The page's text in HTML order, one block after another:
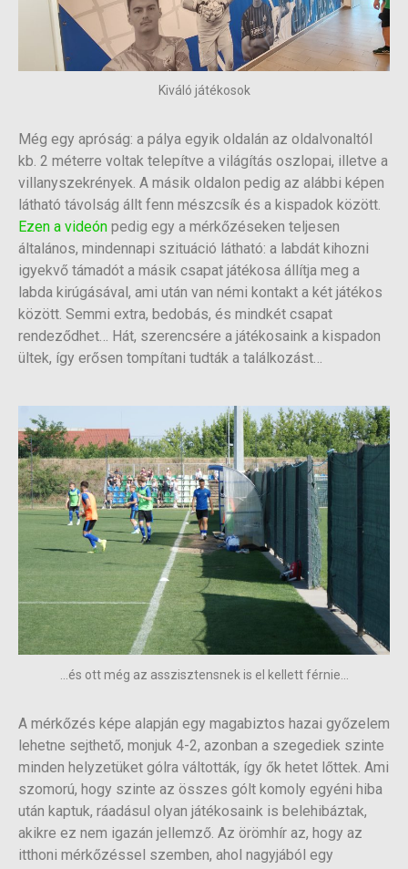
Kiváló játékosok
Még egy apróság: a pálya egyik oldalán az oldalvonaltól
kb. 2 méterre voltak telepítve a világítás oszlopai, illetve a
villanyszekrények. A másik oldalon pedig az alábbi képen
látható távolság állt fenn mészcsík és a kispadok között.
Ezen a videón pedig egy a mérkőzéseken teljesen
általános, mindennapi szituáció látható: a labdát kihozni
igyekvő támadót a másik csapat játékosa állítja meg a
labda kirúgásával, ami után van némi kontakt a két játékos
között. Semmi extra, bedobás, és mindkét csapat
rendeződhet… Hát, szerencsére a játékosaink a kispadon
ültek, így erősen tompítani tudták a találkozást…
...és ott még az asszisztensnek is el kellett férnie...
A mérkőzés képe alapján egy magabiztos hazai győzelem
lehetne sejthető, monjuk 4-2, azonban a szegediek szinte
minden helyzetüket gólra váltották, így ők hetet lőttek. Ami
szomorú, hogy szinte az összes gólt komoly egyéni hiba
után kaptuk, ráadásul olyan játékosaink is belehibáztak,
akikre ez nem igazán jellemző. Az örömhír az, hogy az
itthoni mérkőzéssel szemben, ahol nagyjából egy